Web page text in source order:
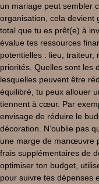
un mariage peut sembler
organisation, cela devient
total que tu es prêt(e) à
évalue tes ressources
potentielles : lieu, traiteur,
priorités. Quelles sont les
lesquelles peuvent être
équilibré, tu peux allouer
tiennent à cœur. Par
envisage de réduire le
décoration. N’oublie pas
une marge de manœuvre
frais supplémentaires de
optimiser ton budget,
pour suivre tes dépenses